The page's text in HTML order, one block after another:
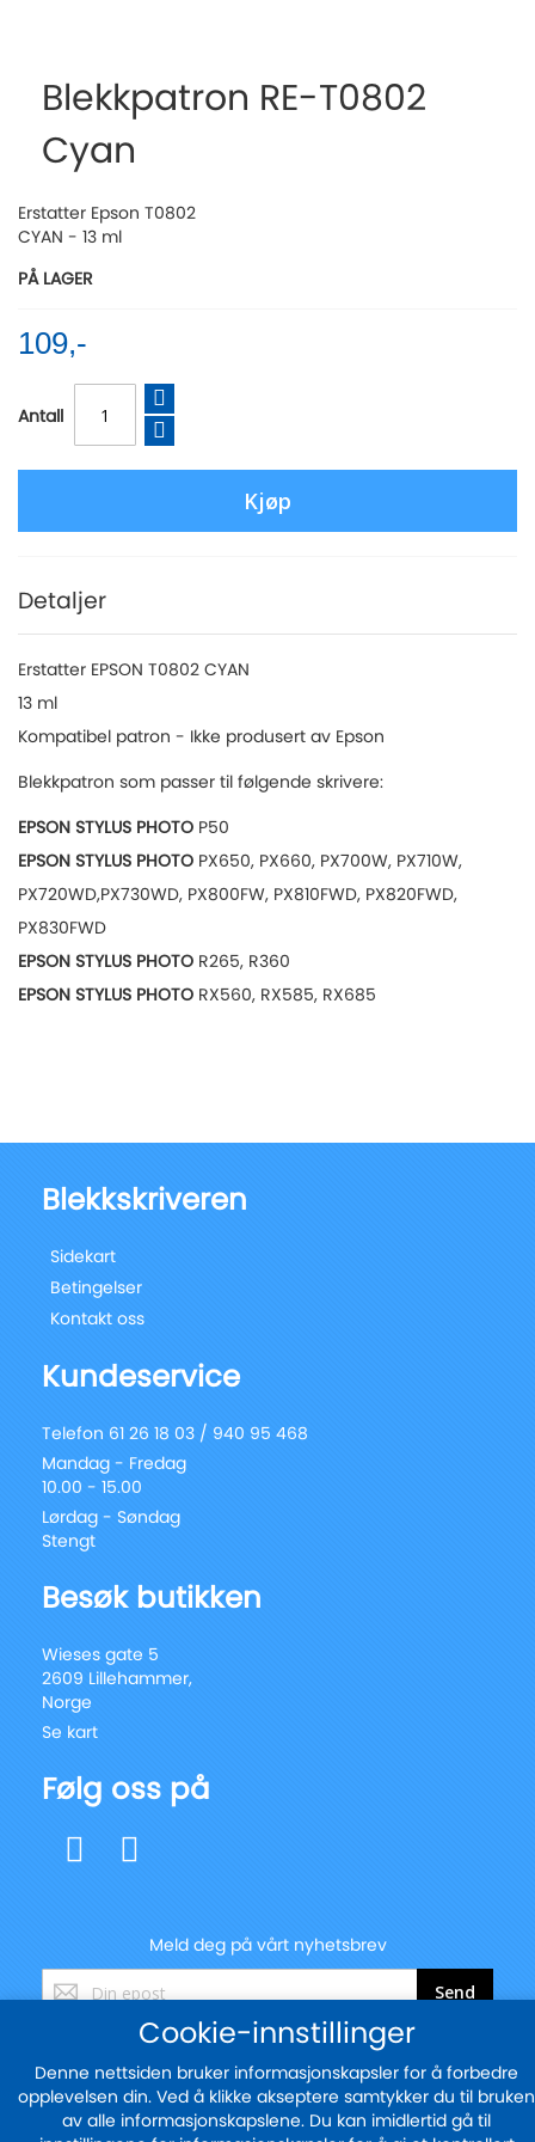
beginning
the
images
Blekkpatron RE-T0802
Cyan
Erstatter Epson T0802
CYAN - 13 ml
PÅ LAGER
109,-
Antall
Kjøp
Detaljer
Erstatter EPSON T0802 CYAN
13 ml
Kompatibel patron - Ikke produsert av Epson
Blekkpatron som passer til følgende skrivere:
EPSON STYLUS PHOTO P50
EPSON STYLUS PHOTO PX650, PX660, PX700W, PX710W,
PX720WD,PX730WD, PX800FW, PX810FWD, PX820FWD,
PX830FWD
EPSON STYLUS PHOTO R265, R360
EPSON STYLUS PHOTO RX560, RX585, RX685
Blekkskriveren
Sidekart
Betingelser
Kontakt oss
Kundeservice
Telefon 61 26 18 03 / 940 95 468
Mandag - Fredag
10.00 - 15.00
Lørdag - Søndag
Stengt
Besøk butikken
Wieses gate 5
2609 Lillehammer,
Norge
Se kart
Følg oss på
Meld deg på vårt nyhetsbrev
Registrer
deg
nyhetsbrev:
Send
© 2025 - blekkskriveren.no
Sikker betaling med
Cookie-innstillinger
Denne nettsiden bruker informasjonskapsler for å forbedre
opplevelsen din. Ved å klikke akseptere samtykker du til bruken
av alle informasjonskapslene. Du kan imidlertid gå til